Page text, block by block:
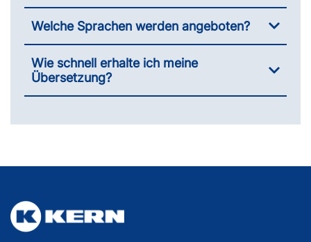
Welche Sprachen werden angeboten?
Wie schnell erhalte ich meine
Übersetzung?